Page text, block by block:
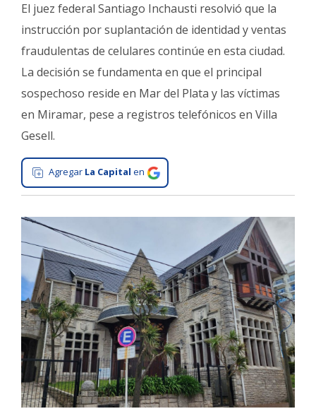
Tecnología
Gastronomía
Salud
Interés
General
Ciudad
Deportes
Arte
Espectáculos
Policiales
Cartelera
Fotos
de
Familia
Clasificados
Fúnebres
El juez federal Santiago Inchausti resolvió que la
instrucción por suplantación de identidad y ventas
fraudulentas de celulares continúe en esta ciudad.
La decisión se fundamenta en que el principal
sospechoso reside en Mar del Plata y las víctimas
en Miramar, pese a registros telefónicos en Villa
Gesell.
Agregar La Capital en